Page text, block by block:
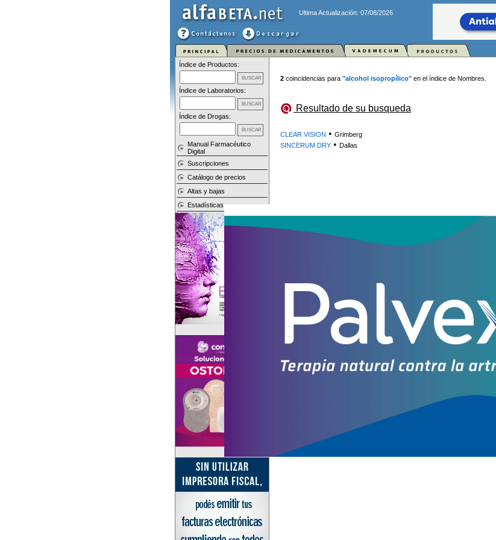
Ultima Actualización: 07/08/2026
Índice de Productos:
Índice de Laboratorios:
Índice de Drogas:
Manual Farmacéutico
Digital
Suscripciones
Catálogo de precios
Altas y bajas
Estadísticas
2 coincidencias para "alcohol isopropílico" en el índice de Nombres.
Resultado de su busqueda
CLEAR VISION • Grimberg
SINCERUM DRY • Dallas